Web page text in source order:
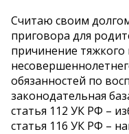
Считаю своим
приговора для
причинение
обязанностей по
законодательная
статья 112 УК РФ –
статья 116 УК РФ –